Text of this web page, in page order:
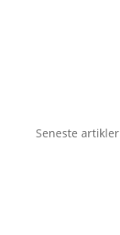
Seneste artikler